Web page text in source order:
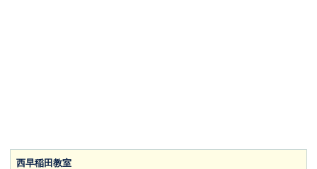
西早稲田教室